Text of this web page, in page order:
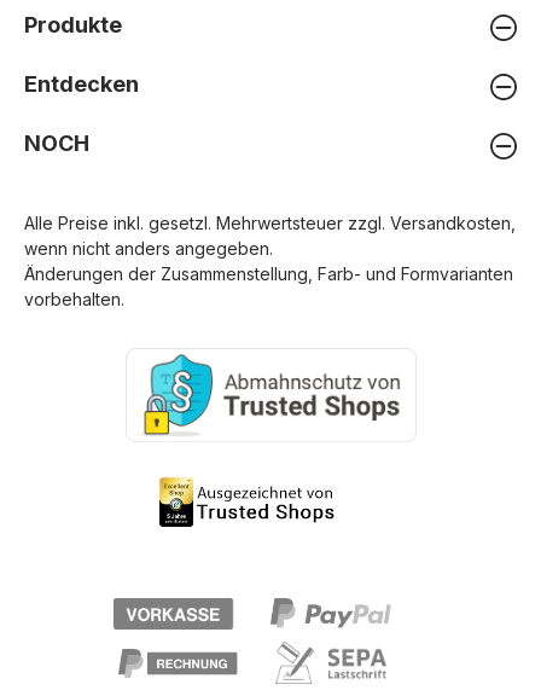
Produkte
Entdecken
NOCH
Alle Preise inkl. gesetzl. Mehrwertsteuer zzgl. Versandkosten
wenn nicht anders angegeben.
Änderungen der Zusammenstellung, Farb- und Formvarianten
vorbehalten.